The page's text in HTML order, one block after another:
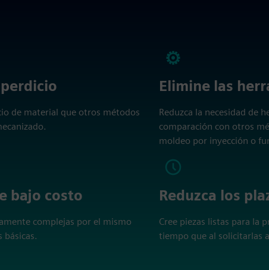
de material que otros métodos
Elimine las
Reduzca la necesidad de
comparación con otros
moldeo por inyección o
bajo costo
complejas por el mismo
básicas.
Reduzca los
Cree piezas listas para la
tiempo que al solicitarlas